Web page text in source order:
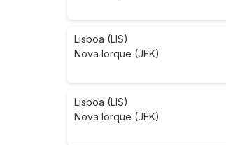
Lisboa (LIS)
Nova Iorque (JFK)
Lisboa (LIS)
Nova Iorque (JFK)